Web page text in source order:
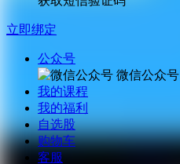
立即绑定
公众号
微信公众号
我的课程
我的福利
自选股
购物车
客服